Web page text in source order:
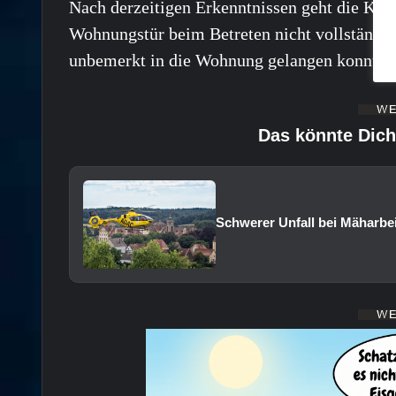
Nach derzeitigen Erkenntnissen geht die
Wohnungstür beim Betreten nicht vollständig
unbemerkt in die Wohnung gelangen konnte.
Das könnte
Schwerer Unfall bei